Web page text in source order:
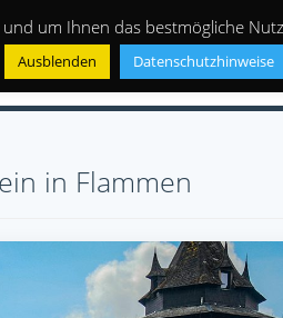
in Flammen
um Ihnen das bestmögliche
Ausblenden Datenschutzhinweise